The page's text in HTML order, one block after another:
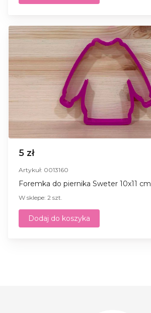
5 zł
Artykuł: 0013160
Foremka do piernika Sweter 10x11 cm
W sklepe: 2 szt.
Dodaj do koszyka